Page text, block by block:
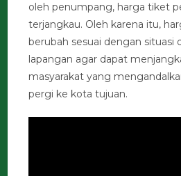
oleh penumpang, harga tiket
terjangkau. Oleh karena itu,
berubah sesuai dengan situasi
lapangan agar dapat
masyarakat yang
pergi ke kota tujuan.